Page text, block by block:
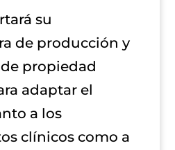
su
de producción y
propiedad
adaptar el
a los
clínicos como a